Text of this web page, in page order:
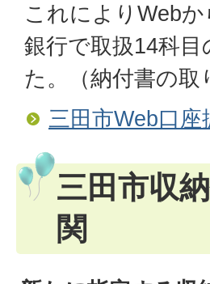
これによりWeb
銀行で取扱14科
た。（納付書の
三田市Web口
三田市収
関